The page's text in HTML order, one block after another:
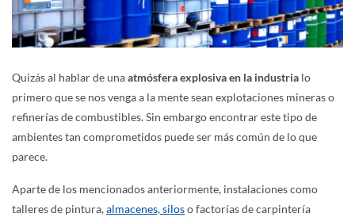
Quizás al hablar de unaatmósfera explosiva en la industria lo
primero que se nos venga a la mente sean explotaciones mineras o
refinerías de combustibles. Sin embargo encontrar este tipo de
ambientes tan comprometidos puede ser más común de lo que
parece.
Aparte de los mencionados anteriormente, instalaciones como
talleres de pintura,almacenes, siloso factorías de carpintería